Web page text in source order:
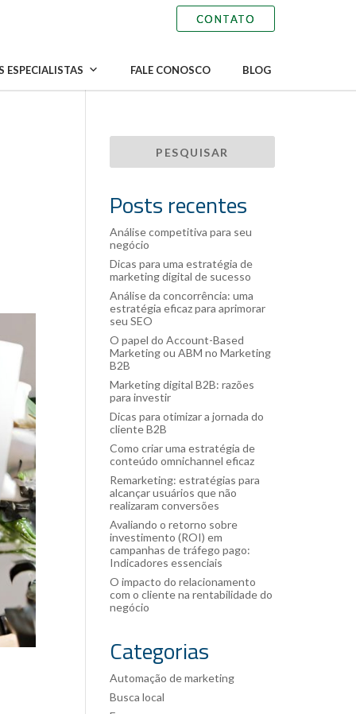
ESPECIALISTAS FALE CONOSCO BLOG
Posts recentes
Análise competitiva para seu
negócio
Dicas para uma estratégia de
marketing digital de sucesso
Análise da concorrência: uma
estratégia eficaz para aprimorar
seu SEO
O papel do Account-Based
Marketing ou ABM no Marketing
B2B
Marketing digital B2B: razões
para investir
Dicas para otimizar a jornada do
cliente B2B
Como criar uma estratégia de
conteúdo omnichannel eficaz
Remarketing: estratégias para
alcançar usuários que não
realizaram conversões
Avaliando o retorno sobre
investimento (ROI) em
campanhas de tráfego pago:
Indicadores essenciais
O impacto do relacionamento
com o cliente na rentabilidade do
negócio
Categorias
Automação de marketing
Busca local